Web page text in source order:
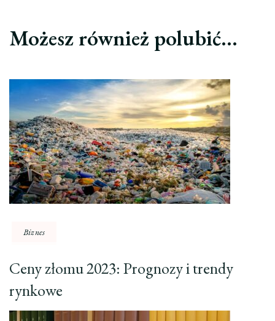
Możesz również polubić…
Biznes
Ceny złomu 2023: Prognozy i trendy
rynkowe